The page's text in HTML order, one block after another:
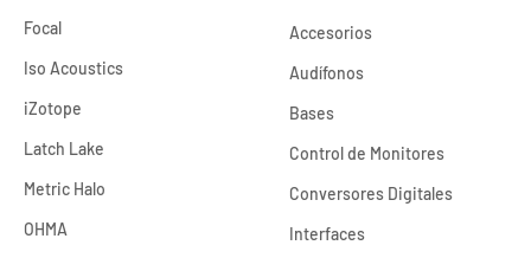
Focal
Iso Acoustics
iZotope
Latch Lake
Metric Halo
OHMA
Accesorios
Audífonos
Bases
Control de Monitores
Conversores Digitales
Interfaces